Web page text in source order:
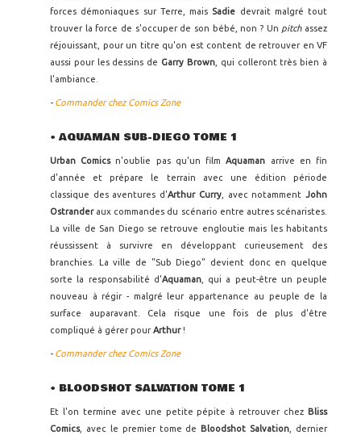
forces démoniaques sur Terre, mais Sadie devrait malgré tout
trouver la force de s'occuper de son bébé, non ? Un pitchassez
réjouissant, pour un titre qu'on est content de retrouver en VF
aussi pour les dessins de Garry Brown, qui colleront très bien à
l'ambiance.
- Commander chez Comics Zone
• AQUAMAN SUB-DIEGO TOME 1
Urban Comicsn'oublie pas qu'un filmAquaman
arrive en fin
d'année et prépare le terrain avec une édition période
classique des aventures d'Arthur Curry, avec notammentJohn
Ostrander aux commandes du scénario entre autres scénaristes.
La ville de San Diego se retrouve engloutie mais les habitants
réussissent à survivre en développant curieusement des
branchies. La ville de "Sub Diego" devient donc en quelque
sorte la responsabilité d'Aquaman, qui a peut-être un peuple
nouveau à régir - malgré leur appartenance au peuple de la
surface auparavant. Cela risque une fois de plus d'être
compliqué à gérer pourArthur!
- Commander chez Comics Zone
• BLOODSHOT SALVATION TOME 1
Et l'on termine avec une petite pépite à retrouver chez Bliss
Comics, avec le premier tome de Bloodshot Salvation , dernier